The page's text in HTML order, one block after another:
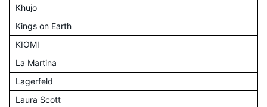
Khujo
Kings on Earth
KIOMI
La Martina
Lagerfeld
Laura Scott